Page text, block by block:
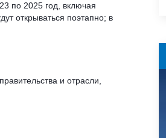
по 2025 год, включая
открываться поэтапно; в
и отрасли,